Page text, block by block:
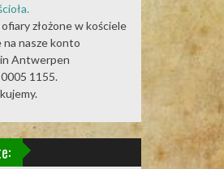
złożone w kościele
na nasze konto
Antwerpen
1155.